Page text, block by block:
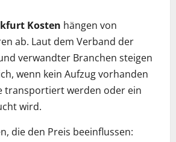
Kosten hängen von
ab. Laut dem Verband der
verwandter Branchen steigen
wenn kein Aufzug vorhanden
transportiert werden oder ein
wird.
die den Preis beeinflussen: